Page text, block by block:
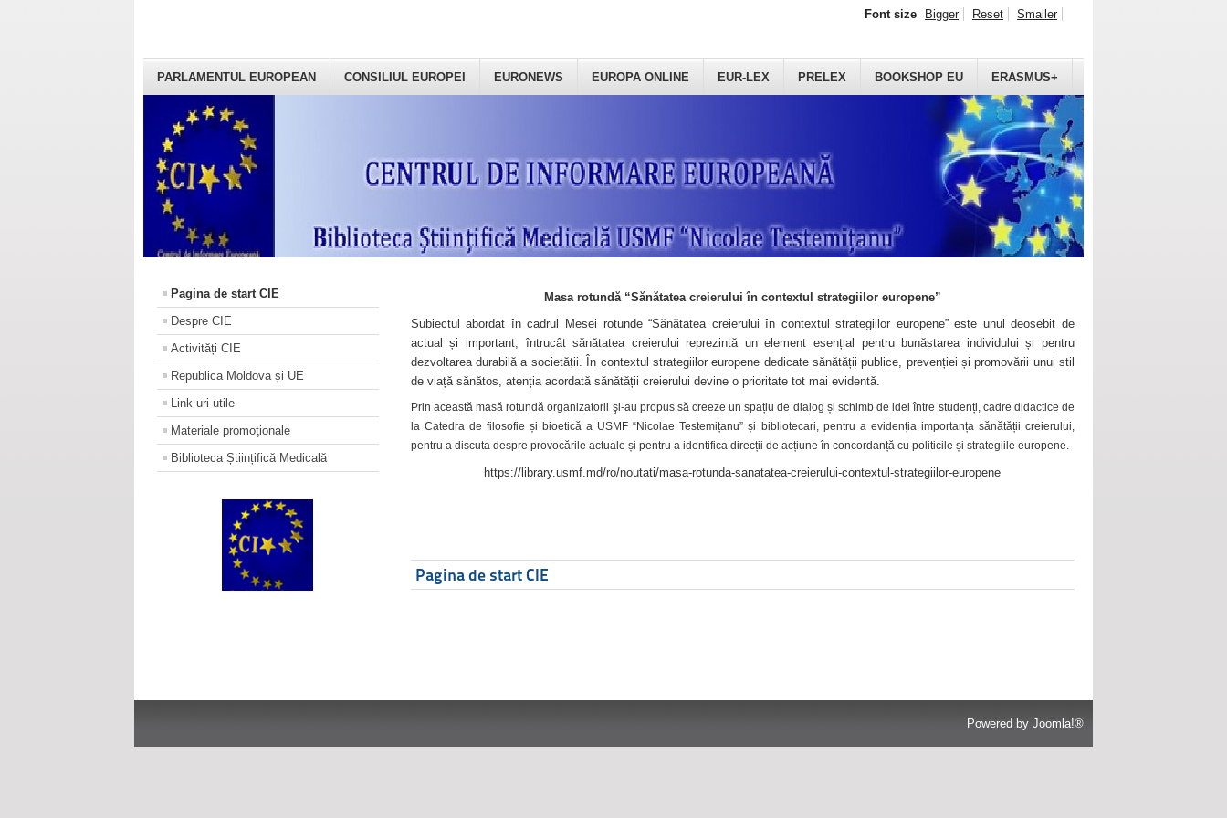
PARLAMENTUL EUROPEAN CONSILIUL EUROPEI EURONEWS EUROPA ONLINE EUR-LEX PRELEX BOOKSHOP EU ERASMUS+
Font size Bigger Reset Smaller
Pagina de start CIE
Despre CIE
Activități CIE
Republica Moldova și UE
Link-uri utile
Materiale promoţionale
Biblioteca Științifică Medicală
Masa rotundă “Sănătatea creierului în contextul strategiilor europene”
Subiectul abordat în cadrul Mesei rotunde “Sănătatea creierului în contextul strategiilor europene” este unul deosebit de
actual și important, întrucât sănătatea creierului reprezintă un element esențial pentru bunăstarea individului și pentru
dezvoltarea durabilă a societății. În contextul strategiilor europene dedicate sănătății publice, prevenției și promovării unui stil
de viață sănătos, atenția acordată sănătății creierului devine o prioritate tot mai evidentă.
Prin această masă rotundă organizatorii şi-au propus să creeze un spațiu de dialog și schimb de idei între studenți, cadre didactice de
la Catedra de filosofie și bioetică a USMF “Nicolae Testemițanu” și bibliotecari, pentru a evidenția importanța sănătății creierului,
pentru a discuta despre provocările actuale și pentru a identifica direcții de acțiune în concordanță cu politicile și strategiile europene.
https://library.usmf.md/ro/noutati/masa-rotunda-sanatatea-creierului-contextul-strategiilor-europene
Pagina de start CIE
Powered by Joomla!®